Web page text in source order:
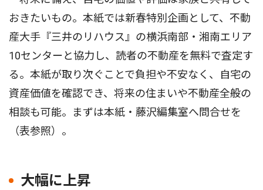
おきたいもの。本紙では新春特別企画として、不動
産大手『三井のリハウス』の横浜南部・湘南エリア
10センターと協力し、読者の不動産を無料で査定す
る。本紙が取り次ぐことで負担や不安なく、自宅の
資産価値を確認でき、将来の住まいや不動産全般の
相談も可能。まずは本紙・藤沢編集室へ問合せを
（表参照）。
大幅に上昇